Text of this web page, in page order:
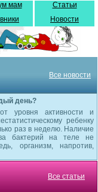
мам
Статьи
Новости
Все новости
день?
уровня активности и
ребенку
раз в неделю. Наличие
бактерий на теле не
организм, напротив,
Все статьи